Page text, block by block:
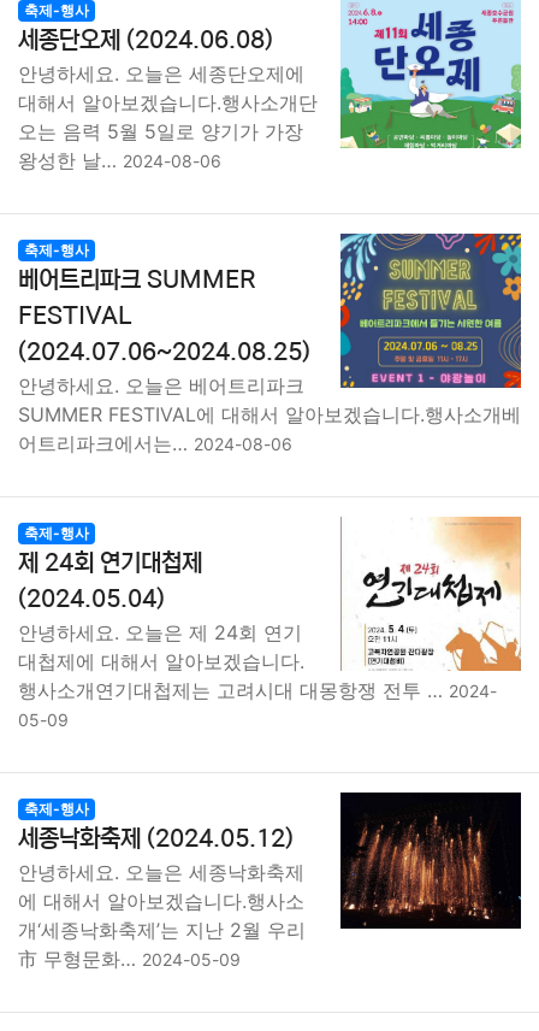
축제-행사
세종단오제 (2024.06.08)
안녕하세요. 오늘은 세종단오제에
대해서 알아보겠습니다.행사소개단
오는 음력 5월 5일로 양기가 가장
왕성한 날… 2024-08-06
축제-행사
베어트리파크 SUMMER
FESTIVAL
(2024.07.06~2024.08.25)
안녕하세요. 오늘은 베어트리파크
SUMMER FESTIVAL에 대해서 알아보겠습니다.행사소개베
어트리파크에서는… 2024-08-06
축제-행사
제 24회 연기대첩제
(2024.05.04)
안녕하세요. 오늘은 제 24회 연기
대첩제에 대해서 알아보겠습니다.
행사소개연기대첩제는 고려시대 대몽항쟁 전투 … 2024-
05-09
축제-행사
세종낙화축제 (2024.05.12)
안녕하세요. 오늘은 세종낙화축제
에 대해서 알아보겠습니다.행사소
개‘세종낙화축제’는 지난 2월 우리
市 무형문화… 2024-05-09